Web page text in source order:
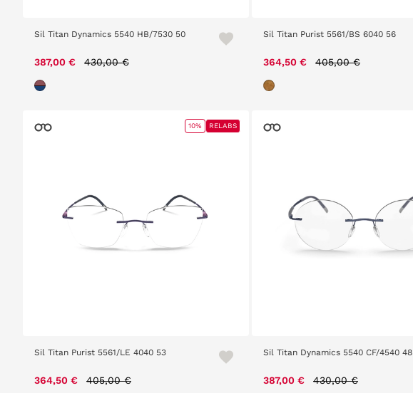
Sil Titan Dynamics 5540 HB/7530 50
387,00 € Price reduced from
430,00 €
Sil Titan Purist 5561/BS 6040 56
364,50 € Price reduced from
405,00 €
Sil Titan Purist 5561/LE 4040 53
364,50 € Price reduced from
405,00 €
10% RELABS
Sil Titan Dynamics 5540 CF/4540 48
387,00 € Price reduced from
430,00 €